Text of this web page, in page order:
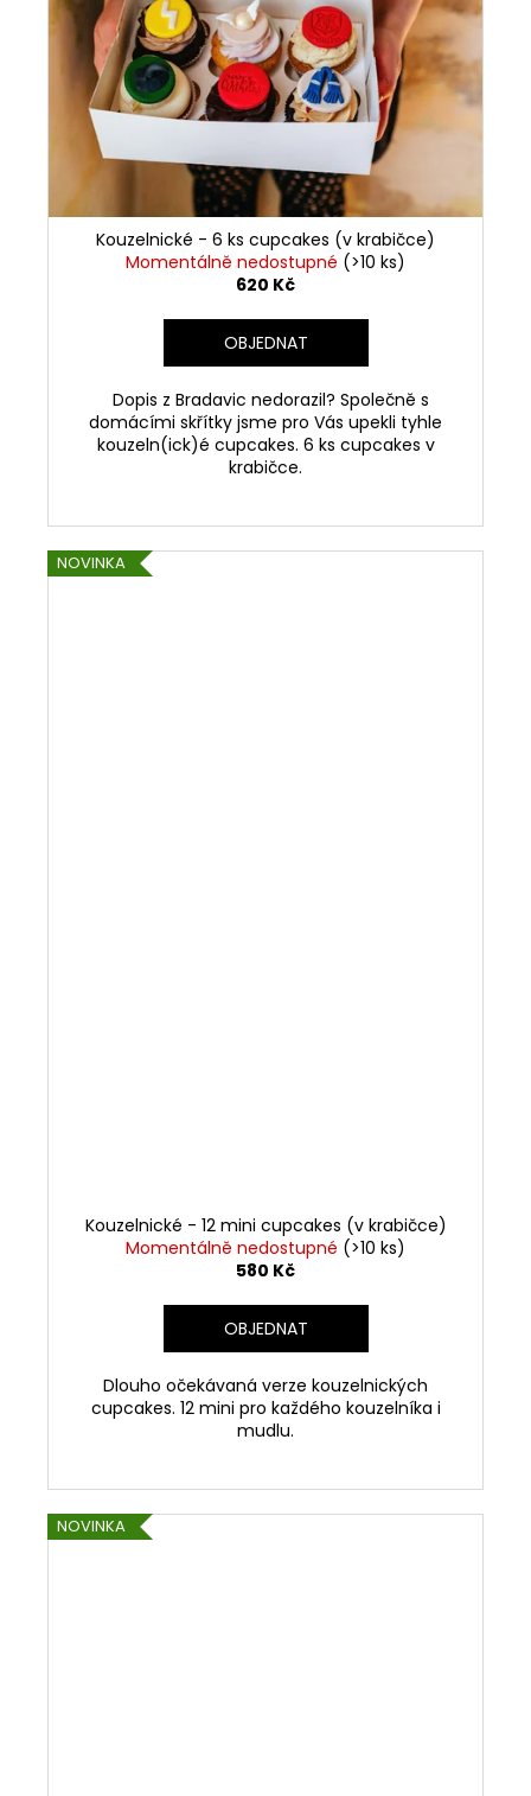
Kouzelnické - 6 ks cupcakes (v krabičce)
Momentálně nedostupné (>10 ks)
620 Kč
OBJEDNAT
Dopis z Bradavic nedorazil? Společně s
domácími skřítky jsme pro Vás upekli tyhle
kouzeln(ick)é cupcakes. 6 ks cupcakes v
krabičce.
NOVINKA
Kouzelnické - 12 mini cupcakes (v krabičce)
Momentálně nedostupné (>10 ks)
580 Kč
OBJEDNAT
Dlouho očekávaná verze kouzelnických
cupcakes. 12 mini pro každého kouzelníka i
mudlu.
NOVINKA